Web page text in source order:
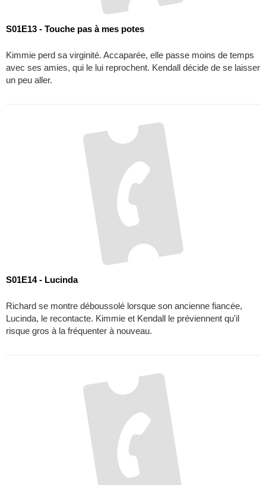
Richard se montre déboussolé lorsque son ancienne fiancée,
Lucinda, le recontacte. Kimmie et Kendall le préviennent qu'il
risque gros à la fréquenter à nouveau.
Kimmie rencontre un haut responsable juridique qui lui conseille
d'agir de manière beaucoup plus professionnelle au quotidien. Elle